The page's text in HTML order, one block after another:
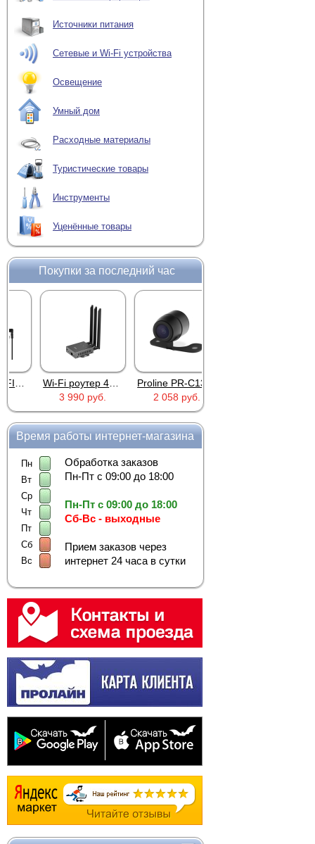
Источники питания
Сетевые и Wi-Fi устройства
Освещение
Умный дом
Расходные материалы
Туристические товары
Инструменты
Уценённые товары
Покупки за последний час
Wi-Fi роутер 4G Industrial RoHS Plery WS-G R802
3 990 руб.
Proline PR-C1335
2 058 руб.
Время работы интернет-магазина
Пн
Вт
Ср
Чт
Пт
Сб
Вс
Обработка заказов
Пн-Пт с 09:00 до 18:00
Пн-Пт с 09:00 до 18:00
Сб-Вс - выходные
Прием заказов через
интернет 24 часа в сутки